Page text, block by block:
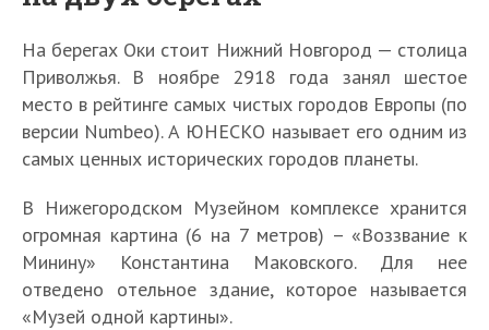
На берегах Оки стоит Нижний Новгород — столица
Приволжья. В ноябре 2918 года занял шестое
место в рейтинге самых чистых городов Европы (по
версии Numbeo). А ЮНЕСКО называет его одним из
самых ценных исторических городов планеты.
В Нижегородском Музейном комплексе хранится
огромная картина (6 на 7 метров) – «Воззвание к
Минину» Константина Маковского. Для нее
отведено отельное здание, которое называется
«Музей одной картины».